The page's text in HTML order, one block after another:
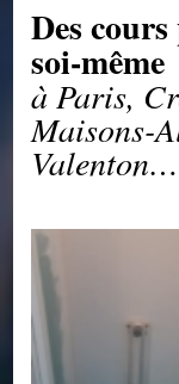
Des
soi-même
à Paris,
Maisons-
Valenton…